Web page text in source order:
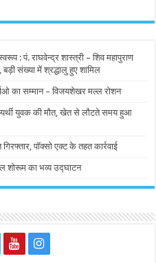
: पं. राघवेन्द्र शास्त्री – शिव महापुराण
संख्या में श्रद्धालु हुए शामिल
का सम्मान – विजयशेखर मल्ल रोशन
युवक की मौत, खेत से लौटते समय हुआ
पॉक्सो एक्ट के तहत कार्रवाई
शोरूम का भव्य उद्घाटन